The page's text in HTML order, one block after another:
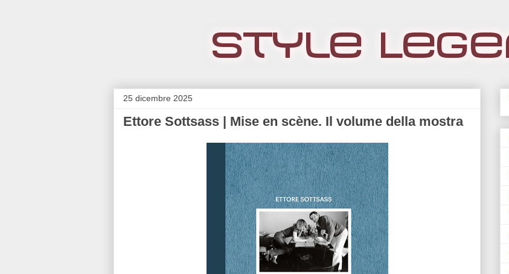
25 dicembre 2025
Ettore Sottsass | Mise en scène. Il volume della mostra